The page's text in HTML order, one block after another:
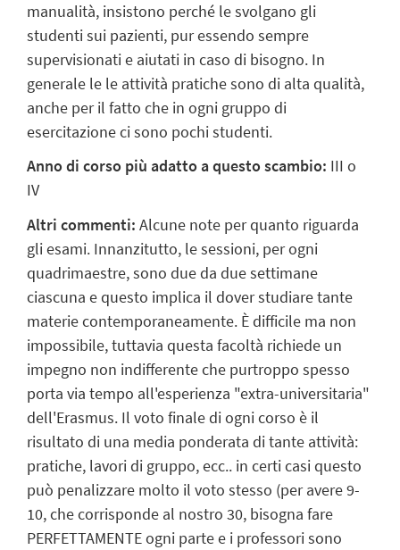
manualità, insistono perché le svolgano gli
studenti sui pazienti, pur essendo sempre
supervisionati e aiutati in caso di bisogno. In
generale le le attività pratiche sono di alta qualità,
anche per il fatto che in ogni gruppo di
esercitazione ci sono pochi studenti.
Anno di corso più adatto a questo scambio: III o
IV
Altri commenti: Alcune note per quanto riguarda
gli esami. Innanzitutto, le sessioni, per ogni
quadrimaestre, sono due da due settimane
ciascuna e questo implica il dover studiare tante
materie contemporaneamente. È difficile ma non
impossibile, tuttavia questa facoltà richiede un
impegno non indifferente che purtroppo spesso
porta via tempo all'esperienza "extra-universitaria"
dell'Erasmus. Il voto finale di ogni corso è il
risultato di una media ponderata di tante attività:
pratiche, lavori di gruppo, ecc.. in certi casi questo
può penalizzare molto il voto stesso (per avere 9-
10, che corrisponde al nostro 30, bisogna fare
PERFETTAMENTE ogni parte e i professori sono